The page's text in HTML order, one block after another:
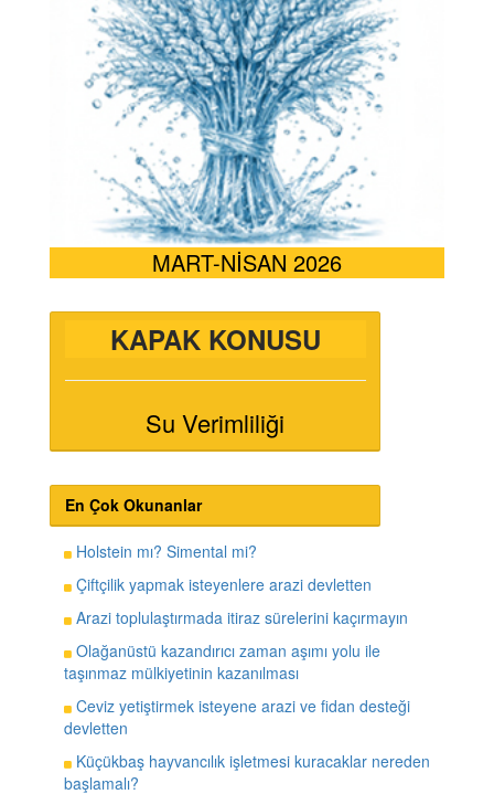
MART-NİSAN 2026
KAPAK KONUSU
Su Verimliliği
En Çok Okunanlar
Holstein mı? Simental mi?
Çiftçilik yapmak isteyenlere arazi devletten
Arazi toplulaştırmada itiraz sürelerini kaçırmayın
Olağanüstü kazandırıcı zaman aşımı yolu ile
taşınmaz mülkiyetinin kazanılması
Ceviz yetiştirmek isteyene arazi ve fidan desteği
devletten
Küçükbaş hayvancılık işletmesi kuracaklar nereden
başlamalı?